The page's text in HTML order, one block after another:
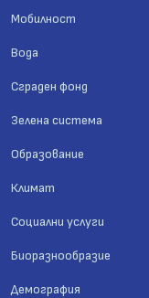
Мобилност
Вода
Сграден фонд
Зелена система
Образование
Климат
Социални услуги
Биоразнообразие
Демография